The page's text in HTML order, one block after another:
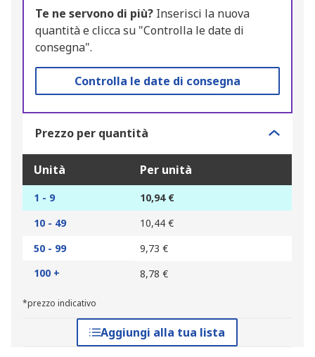
Te ne servono di più? Inserisci la nuova
quantità e clicca su "Controlla le date di
consegna".
Controlla le date di consegna
Prezzo per quantità
Unità Per unità
1 - 9
10,94 €
10 - 49
10,44 €
50 - 99
9,73 €
100 +
8,78 €
*prezzo indicativo
Aggiungi alla tua lista